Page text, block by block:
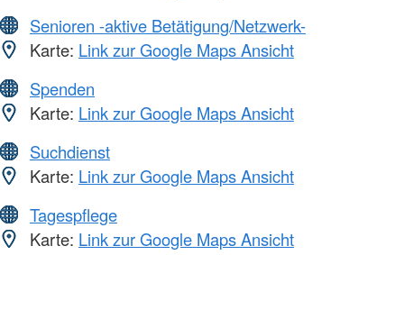
Senioren -aktive Betätigung/Netzwerk-
Karte: Link zur Google Maps Ansicht
Spenden
Karte: Link zur Google Maps Ansicht
Suchdienst
Karte: Link zur Google Maps Ansicht
Tagespflege
Karte: Link zur Google Maps Ansicht